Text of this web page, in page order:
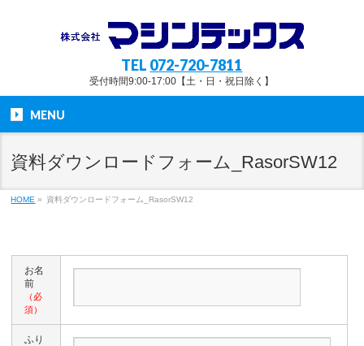
TEL 072-720-7811
受付時間9:00-17:00【土・日・祝日除く】
MENU
資料ダウンロードフォーム_RasorSW12
HOME » 資料ダウンロードフォーム_RasorSW12
お名
前
（必
須）
ふり